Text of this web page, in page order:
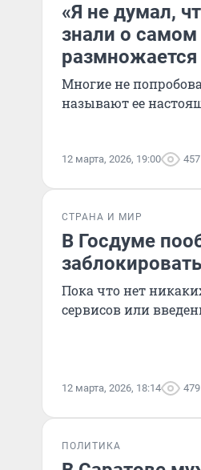
«Я не думал,
знали о
размножается
Многие не
называют ее
12 марта, 2026, 19:00 457
СТРАНА И МИР
В Госдуме
Пока что нет
сервисов или
12 марта, 2026, 18:14 479
ПОЛИТИКА